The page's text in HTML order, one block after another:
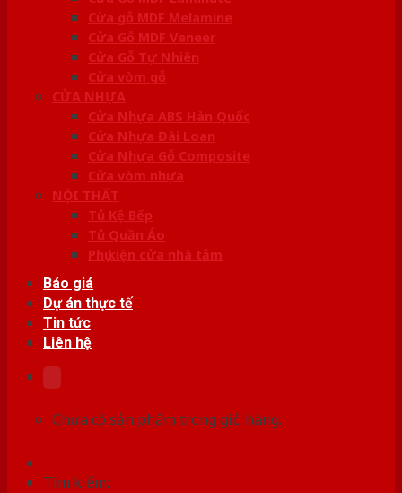
Cửa gỗ MDF Melamine
Cửa Gỗ MDF Veneer
Cửa Gỗ Tự Nhiên
Cửa vòm gỗ
CỬA NHỰA
Cửa Nhựa ABS Hàn Quốc
Cửa Nhựa Đài Loan
Cửa Nhựa Gỗ Composite
Cửa vòm nhựa
NỘI THẤT
Tủ Kệ Bếp
Tủ Quần Áo
Phụ kiện cửa nhà tắm
Báo giá
Dự án thực tế
Tin tức
Liên hệ
Chưa có sản phẩm trong giỏ hàng.
Tìm kiếm: